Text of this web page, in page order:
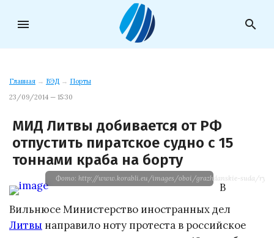
menu search
Главная → ВЭД → Порты
23/09/2014 — 15:30
МИД Литвы добивается от РФ
отпустить пиратское судно с 15
тоннами краба на борту
Фото: http://www.korabli.eu/images/oboi/grazhdanskie-suda/
В
Вильнюсе Министерство иностранных дел
Литвы направило ноту протеста в российское